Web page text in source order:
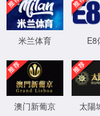
>树达光影> 正文